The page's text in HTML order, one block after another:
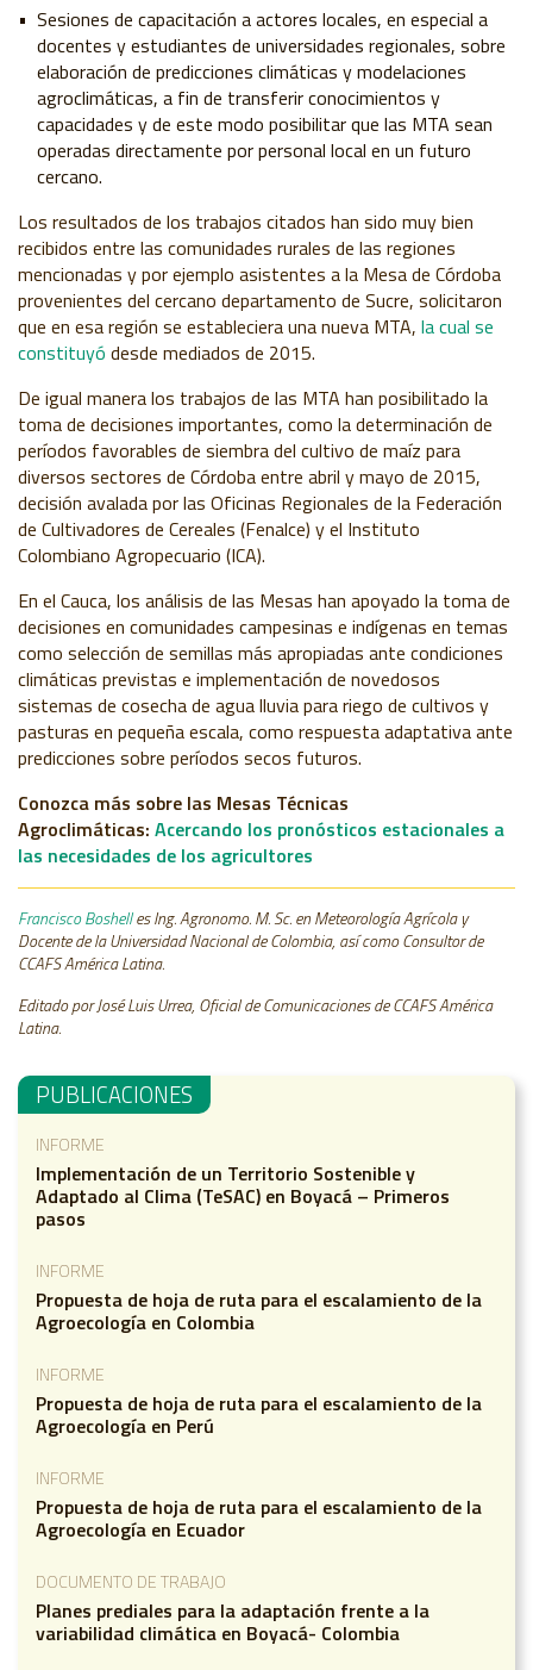
Sesiones de capacitación a actores locales, en especial a
docentes y estudiantes de universidades regionales, sobre
elaboración de predicciones climáticas y modelaciones
agroclimáticas, a fin de transferir conocimientos y
capacidades y de este modo posibilitar que las MTA sean
operadas directamente por personal local en un futuro
cercano.
Los resultados de los trabajos citados han sido muy bien
recibidos entre las comunidades rurales de las regiones
mencionadas y por ejemplo asistentes a la Mesa de Córdoba
provenientes del cercano departamento de Sucre, solicitaron
que en esa región se estableciera una nueva MTA, la cual se
constituyó desde mediados de 2015.
De igual manera los trabajos de las MTA han posibilitado la
toma de decisiones importantes, como la determinación de
períodos favorables de siembra del cultivo de maíz para
diversos sectores de Córdoba entre abril y mayo de 2015,
decisión avalada por las Oficinas Regionales de la Federación
de Cultivadores de Cereales (Fenalce) y el Instituto
Colombiano Agropecuario (ICA).
En el Cauca, los análisis de las Mesas han apoyado la toma de
decisiones en comunidades campesinas e indígenas en temas
como selección de semillas más apropiadas ante condiciones
climáticas previstas e implementación de novedosos
sistemas de cosecha de agua lluvia para riego de cultivos y
pasturas en pequeña escala, como respuesta adaptativa ante
predicciones sobre períodos secos futuros.
Conozca más sobre las Mesas Técnicas
Agroclimáticas: Acercando los pronósticos estacionales a
las necesidades de los agricultores
Francisco BoshellesIng. Agronomo. M. Sc. en Meteorología Agrícola y
Docente de la Universidad Nacional de Colombia, así como Consultor de
CCAFS América Latina.
Editado por José Luis Urrea, Oficial de Comunicaciones de CCAFS América
Latina.
PUBLICACIONES
INFORME
Implementación de un Territorio Sostenible y
Adaptado al Clima (TeSAC) en Boyacá – Primeros
pasos
INFORME
Propuesta de hoja de ruta para el escalamiento de la
Agroecología en Colombia
INFORME
Propuesta de hoja de ruta para el escalamiento de la
Agroecología en Perú
INFORME
Propuesta de hoja de ruta para el escalamiento de la
Agroecología en Ecuador
DOCUMENTO DE TRABAJO
Planes prediales para la adaptación frente a la
variabilidad climática en Boyacá- Colombia